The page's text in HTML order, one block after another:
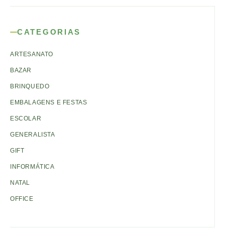
CATEGORIAS
ARTESANATO
BAZAR
BRINQUEDO
EMBALAGENS E FESTAS
ESCOLAR
GENERALISTA
GIFT
INFORMÁTICA
NATAL
OFFICE